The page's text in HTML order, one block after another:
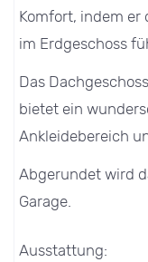
Komfort, indem
im Erdgeschoss
Das
bietet ein
Ankleidebereich
Abgerundet wird
Garage.
Ausstattung: